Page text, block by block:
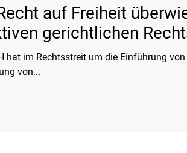
auf Freiheit
gerichtlichen
hat im Rechtsstreit um die Einführung
von...